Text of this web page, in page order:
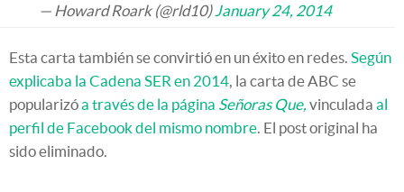
— Howard Roark (@rld10) January 24, 2014
Esta carta también se convirtió en un éxito en redes. Según
explicaba la Cadena SER en 2014 , la carta de ABC se
popularizóa través de la página Señoras Que, vinculada al
perfil de Facebook del mismo nombre . El post original ha
sido eliminado.